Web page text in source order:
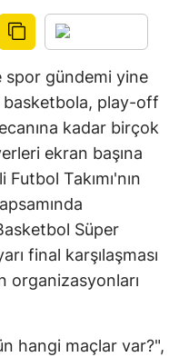
spor gündemi yine
play-off
kadar birçok
ekran başına
Takımı'nın
Süper
final karşılaşması
organizasyonları
hangi maçlar var?",